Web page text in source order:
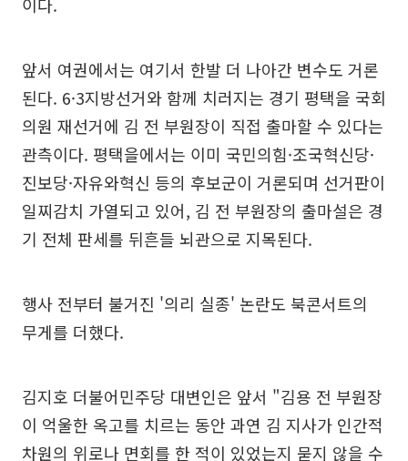
앞서 여권에서는 여기서 한발 더 나아간 변수도 거론
된다. 6·3지방선거와 함께 치러지는 경기 평택을 국회
의원 재선거에 김 전 부원장이 직접 출마할 수 있다는
관측이다. 평택을에서는 이미 국민의힘·조국혁신당·
진보당·자유와혁신 등의 후보군이 거론되며 선거판이
일찌감치 가열되고 있어, 김 전 부원장의 출마설은 경
기 전체 판세를 뒤흔들 뇌관으로 지목된다.
행사 전부터 불거진 '의리 실종' 논란도 북콘서트의
무게를 더했다.
김지호 더불어민주당 대변인은 앞서 "김용 전 부원장
이 억울한 옥고를 치르는 동안 과연 김 지사가 인간적
차원의 위로나 면회를 한 적이 있었는지 묻지 않을 수